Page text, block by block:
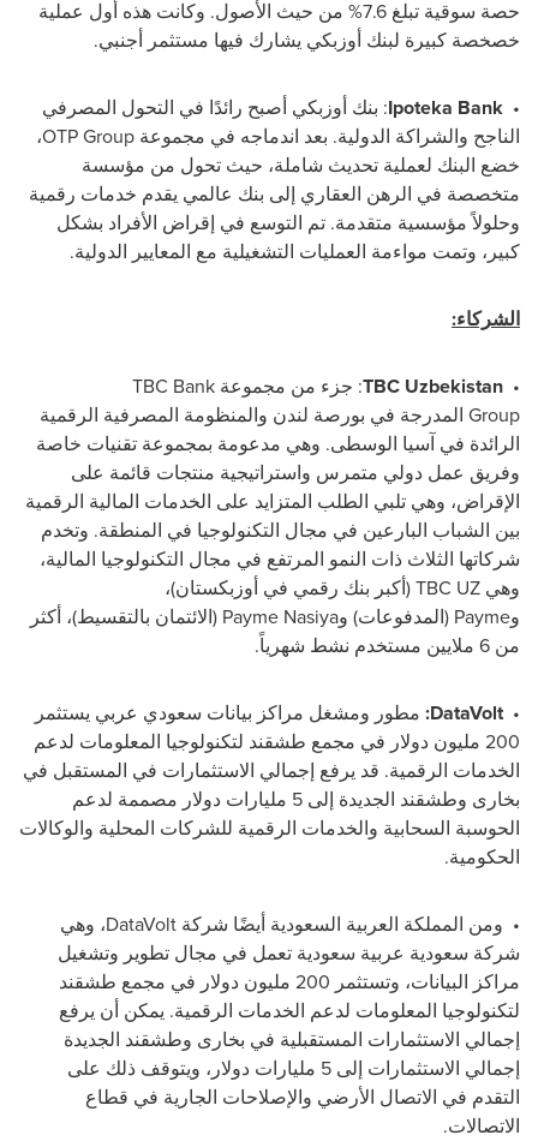
حصة سوقية تبلغ 7.6% من حيث الأصول. وكانت هذه أول عملية
خصخصة كبيرة لبنك أوزبكي يشارك فيها مستثمر أجنبي.
•
Ipoteka Bank: بنك أوزبكي أصبح رائدًا في التحول المصرفي
الناجح والشراكة الدولية. بعد اندماجه في مجموعة OTP Group،
خضع البنك لعملية تحديث شاملة، حيث تحول من مؤسسة
متخصصة في الرهن العقاري إلى بنك عالمي يقدم خدمات رقمية
وحلولاً مؤسسية متقدمة. تم التوسع في إقراض الأفراد بشكل
كبير، وتمت مواءمة العمليات التشغيلية مع المعايير الدولية.
الشركاء:
•
TBC Uzbekistan: جزء من مجموعة TBC Bank
Group المدرجة في بورصة لندن والمنظومة المصرفية الرقمية
الرائدة في آسيا الوسطى. وهي مدعومة بمجموعة تقنيات خاصة
وفريق عمل دولي متمرس واستراتيجية منتجات قائمة على
الإقراض، وهي تلبي الطلب المتزايد على الخدمات المالية الرقمية
بين الشباب البارعين في مجال التكنولوجيا في المنطقة. وتخدم
شركاتها الثلاث ذات النمو المرتفع في مجال التكنولوجيا المالية،
وهي TBC UZ(أكبر بنك رقمي في أوزبكستان)،
وPayme (المدفوعات) وPayme Nasiya (الائتمان بالتقسيط)، أكثر
من 6 ملايين مستخدم نشط شهرياً.
•
DataVolt
: مطور ومشغل مراكز بيانات سعودي عربي يستثمر
200 مليون دولار في مجمع طشقند لتكنولوجيا المعلومات لدعم
الخدمات الرقمية. قد يرفع إجمالي الاستثمارات في المستقبل في
بخارى وطشقند الجديدة إلى 5 مليارات دولار مصممة لدعم
الحوسبة السحابية والخدمات الرقمية للشركات المحلية والوكالات
الحكومية.
• ومن المملكة العربية السعودية أيضًا شركة DataVolt، وهي
شركة سعودية عربية سعودية تعمل في مجال تطوير وتشغيل
مراكز البيانات، وتستثمر 200 مليون دولار في مجمع طشقند
لتكنولوجيا المعلومات لدعم الخدمات الرقمية. يمكن أن يرفع
إجمالي الاستثمارات المستقبلية في بخارى وطشقند الجديدة
إجمالي الاستثمارات إلى 5 مليارات دولار، ويتوقف ذلك على
التقدم في الاتصال الأرضي والإصلاحات الجارية في قطاع
الاتصالات.